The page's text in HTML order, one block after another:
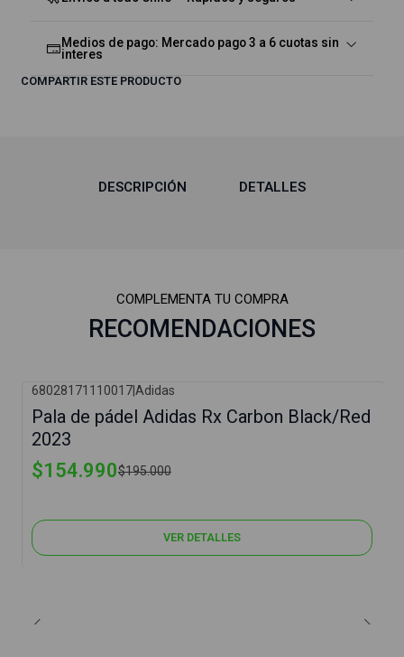
Medios de pago: Mercado pago 3 a 6 cuotas sin
interes
COMPARTIR ESTE PRODUCTO
DESCRIPCIÓN DETALLES
COMPLEMENTA TU COMPRA
RECOMENDACIONES
Agotado
68028171110017|Adidas
Pala de pádel Adidas Rx Carbon Black/Red
2023
$154.990$195.000
VER DETALLES